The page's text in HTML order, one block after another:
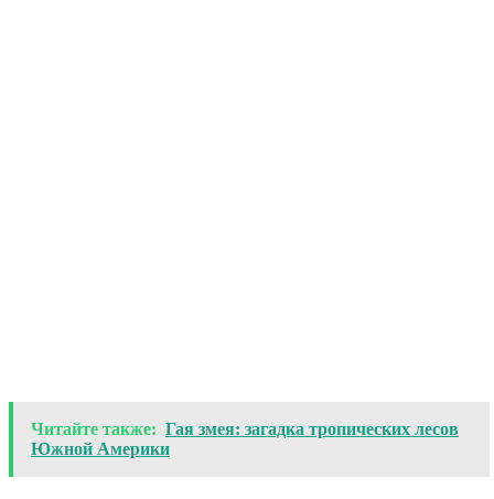
Читайте также: Гая змея: загадка тропических лесов
Южной Америки